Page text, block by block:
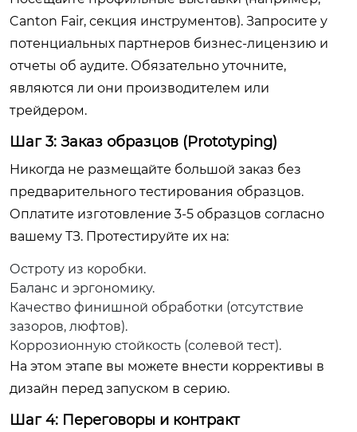
Canton Fair, секция инструментов). Запросите у
потенциальных партнеров бизнес-лицензию и
отчеты об аудите. Обязательно уточните,
являются ли они производителем или
трейдером.
Шаг 3: Заказ образцов (Prototyping)
Никогда не размещайте большой заказ без
предварительного тестирования образцов.
Оплатите изготовление 3-5 образцов согласно
вашему ТЗ. Протестируйте их на:
Остроту из коробки.
Баланс и эргономику.
Качество финишной обработки (отсутствие
зазоров, люфтов).
Коррозионную стойкость (солевой тест).
На этом этапе вы можете внести коррективы в
дизайн перед запуском в серию.
Шаг 4: Переговоры и контракт